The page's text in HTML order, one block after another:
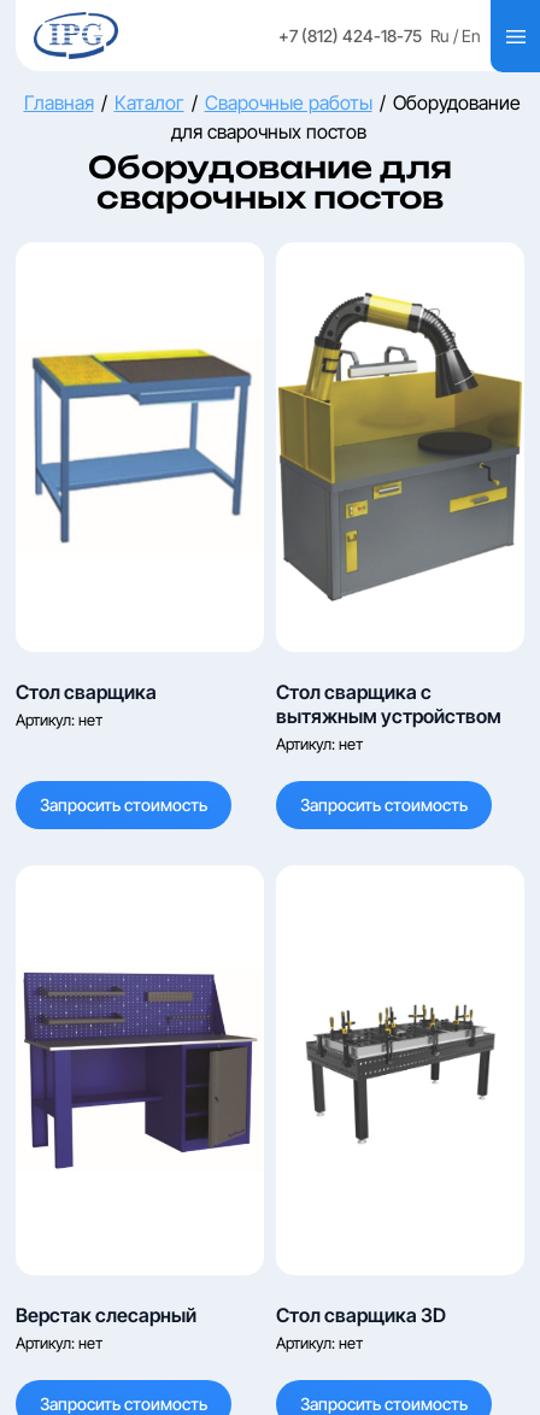
+7 (812) 424-18-75 Ru / En
Главная / Каталог / Сварочные работы / Оборудование
для сварочных постов
Оборудование для
сварочных постов
Стол сварщика
Артикул:нет
Запросить стоимость
Стол сварщика с
вытяжным устройством
Артикул:нет
Запросить стоимость
Верстак слесарный
Артикул:нет
Запросить стоимость
Стол сварщика 3D
Артикул:нет
Запросить стоимость